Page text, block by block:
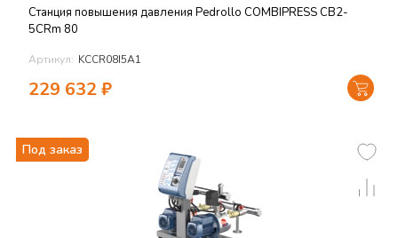
Станция повышения давления Pedrollo COMBIPRESS CB2-
5CRm 80
Артикул: KCCR08I5A1
229 632₽
Под заказ